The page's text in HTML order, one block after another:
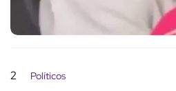
2 Políticos